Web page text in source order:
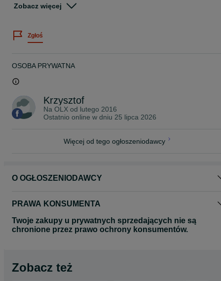
ul.Karola Szwanke 33
Serdecznie Zapraszamy.
Zobacz więcej
Zgłoś
OSOBA PRYWATNA
Krzysztof
Na OLX od lutego 2016
Ostatnio online w dniu 25 lipca 2026
Więcej od tego ogłoszeniodawcy
O OGŁOSZENIODAWCY
PRAWA KONSUMENTA
Twoje zakupy u prywatnych sprzedających nie są
chronione przez prawo ochrony konsumentów.
Zobacz też